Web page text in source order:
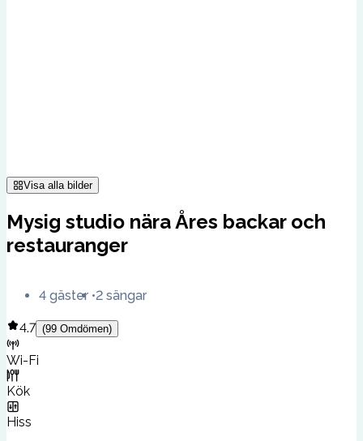
Visa alla bilder
Mysig studio nära Åres backar och
restauranger
4 gäster 2 sängar
4.7 (99 Omdömen)
Wi-Fi
Kök
Hiss